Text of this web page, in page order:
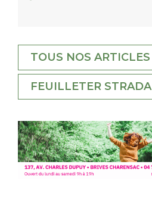
TOUS NOS ARTICLES
FEUILLETER STRADA